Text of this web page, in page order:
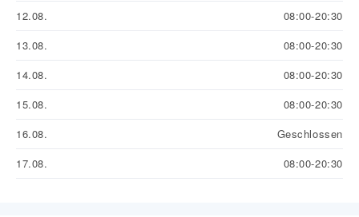
12.08.
08:00-20:30
13.08.
08:00-20:30
14.08.
08:00-20:30
15.08.
08:00-20:30
16.08.
Geschlossen
17.08.
08:00-20:30